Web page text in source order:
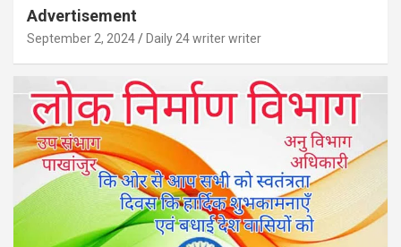
Advertisement
September 2, 2024 Daily 24 writer writer